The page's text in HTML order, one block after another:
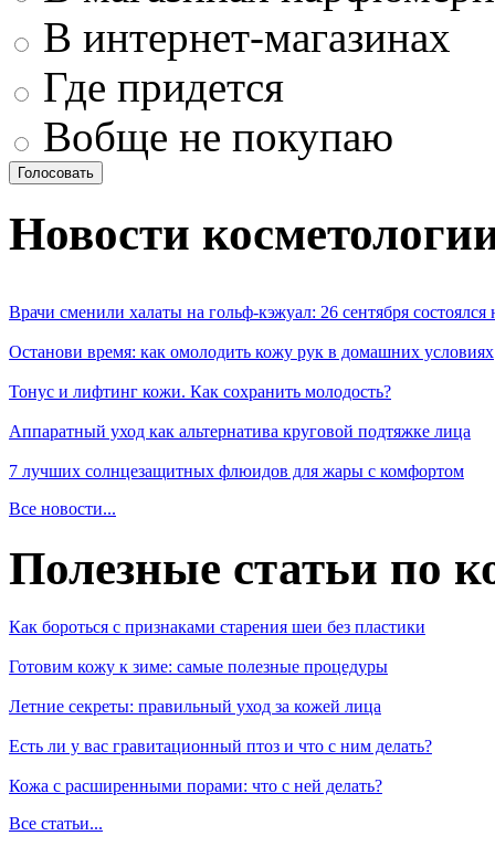
В интернет-магазинах
Где придется
Вобще не покупаю
Новости
Врачи сменили халаты на гольф-кэжуал: 26 сентября
Останови время: как омолодить кожу рук в домашних условиях
Тонус и лифтинг кожи. Как сохранить молодость?
Аппаратный уход как альтернатива круговой подтяжке лица
7 лучших солнцезащитных флюидов для жары с комфортом
Все новости...
Полезные статьи по
Как бороться с признаками старения шеи без пластики
Готовим кожу к зиме: самые полезные процедуры
Летние секреты: правильный уход за кожей лица
Есть ли у вас гравитационный птоз и что с ним делать?
Кожа с расширенными порами: что с ней делать?
Все статьи...